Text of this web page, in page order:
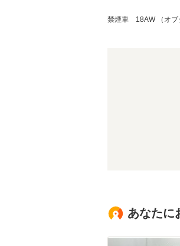
禁煙車 18AW （オブ
あなたに